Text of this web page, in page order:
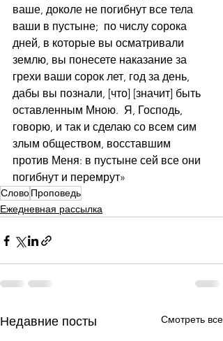
ваше, доколе не погибнут все тела
ваши в пустыне;  по числу сорока
дней, в которые вы осматривали
землю, вы понесете наказание за
грехи ваши сорок лет, год за день,
дабы вы познали, [что] [значит] быть
оставленным Мною.  Я, Господь,
говорю, и так и сделаю со всем сим
злым обществом, восставшим
против Меня: в пустыне сей все они
погибнут и перемрут»
СловоПроповедь
Ежедневная рассылка
Недавние посты Смотреть все